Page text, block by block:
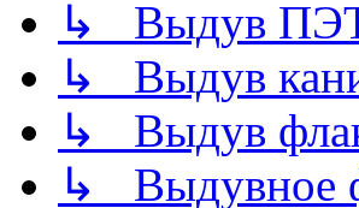
↳ Выдув
↳ Выдув
↳ Выдув
↳ Выдувное